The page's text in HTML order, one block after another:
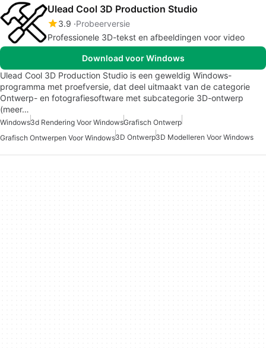
Ulead Cool 3D Production Studio
3.9 Probeerversie
Professionele 3D-tekst en afbeeldingen voor video
Download voor Windows
Ulead Cool 3D Production Studio is een geweldig Windows-
programma met proefversie, dat deel uitmaakt van de categorie
Ontwerp- en fotografiesoftware met subcategorie 3D-ontwerp
(meer…
Windows3d Rendering Voor WindowsGrafisch Ontwerp
Grafisch Ontwerpen Voor Windows3D Ontwerp3D Modelleren Voor Windows